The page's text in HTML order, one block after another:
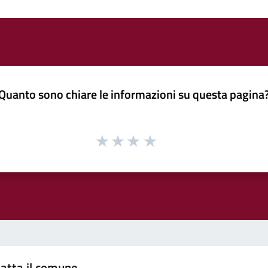
sono chiare le informazioni su questa